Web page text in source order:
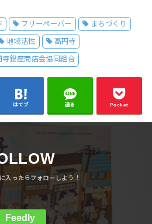
フリーペーパー まちづくり
地域活性 高円寺
寺銀座商店会協同組合
はてブ 送る Pocket
Feedly